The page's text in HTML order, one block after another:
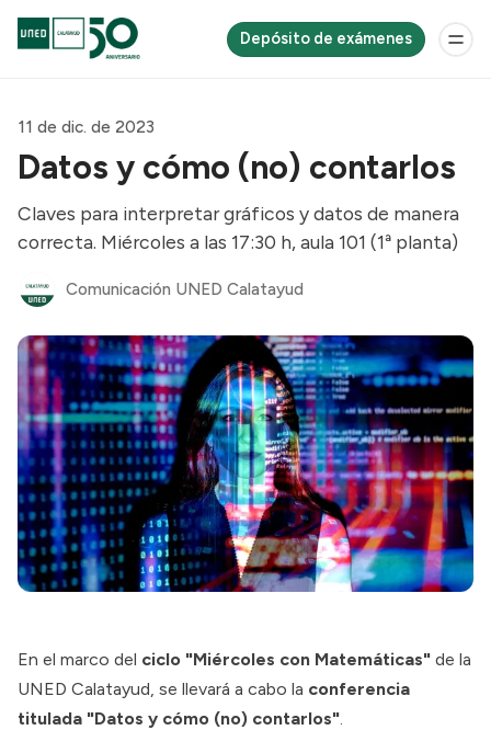
Depósito de exámenes
11 de dic. de 2023
Datos y cómo (no) contarlos
Claves para interpretar gráficos y datos de manera
correcta. Miércoles a las 17:30 h, aula 101 (1ª planta)
Comunicación UNED Calatayud
En el marco del ciclo "Miércoles con Matemáticas" de la
UNED Calatayud, se llevará a cabo la conferencia
titulada "Datos y cómo (no) contarlos".